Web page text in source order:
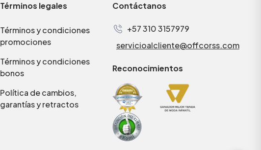
Términos legales
Términos y condiciones
promociones
Términos y condiciones
bonos
Política de cambios,
garantías y retractos
Contáctanos
+57 310 3157979
servicioalcliente@offcorss.com
Reconocimientos